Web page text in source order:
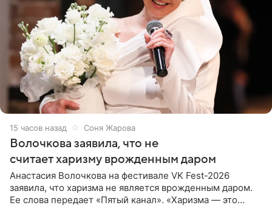
15 часов назад Соня Жарова
Волочкова заявила, что не
считает харизму врожденным даром
Анастасия Волочкова на фестивале VK Fest-2026
заявила, что харизма не является врожденным даром.
Ее слова передает «Пятый канал». «Харизма — это